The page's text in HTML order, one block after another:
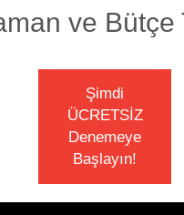
ve Bütçe
Şimdi
ÜCRETSİZ
Denemeye
Başlayın!